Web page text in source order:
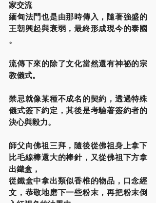
家交流
緬甸法門也是由那時傳入，隨著強盛的
王朝興起與衰弱，最終形成現今的泰國
。
流傳下來的除了文化當然還有神祕的宗
教儀式。
禁忌就像某種不成名的契約，透過特殊
儀式簽下約定，其後是考驗著簽約者的
決心與毅力。
師父向佛祖三拜，隨後從佛祖身上拿下
比毛線棒還大的棒針，又從佛祖下方拿
出鐵盒，
從鐵盒中拿出類似香椎的物品，口念經
文，恭敬地磨下一些粉末，再把粉末倒